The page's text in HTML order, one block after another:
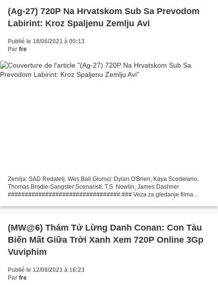
(Ag-27) 720P Na Hrvatskom Sub Sa Prevodom
Labirint: Kroz Spaljenu Zemlju Avi
Publié le 18/06/2021 à 00:13
Par fre
Zemlja: SAD Redatelj: Wes Ball Glumci: Dylan O'Brien, Kaya Scodelario,
Thomas Brodie-Sangster Scenaristi: T.S. Nowlin, James Dashner
################################# ### Veza za gledanje filma
#################################...
(MW@6) Thám Tử Lừng Danh Conan: Con Tàu
Biến Mất Giữa Trời Xanh Xem 720P Online 3Gp
Vuviphim
Publié le 12/08/2021 à 16:23
Par fre